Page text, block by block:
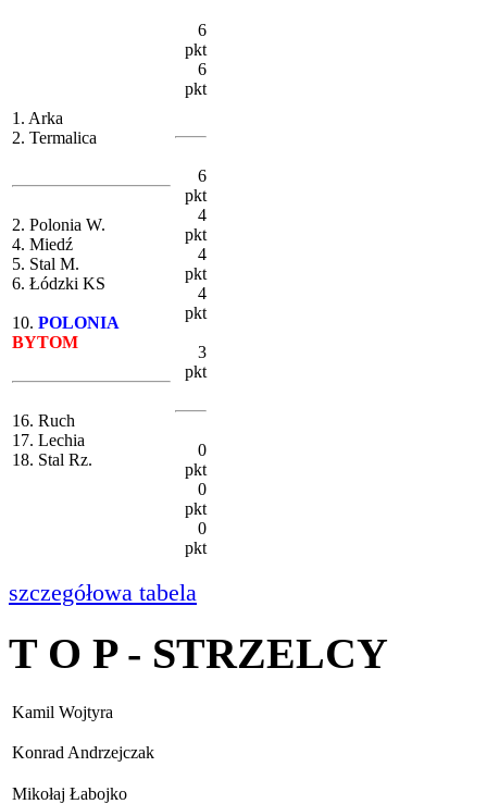
1. Arka
2. Termalica
2. Polonia W.
4. Miedź
5. Stal M.
6. Łódzki KS
10. POLONIA
BYTOM
16. Ruch
17. Lechia
18. Stal Rz.
6
pkt
6
pkt
6
pkt
4
pkt
4
pkt
4
pkt
3
pkt
0
pkt
0
pkt
0
pkt
szczegółowa tabela
T O P - STRZELCY
Kamil Wojtyra
Konrad Andrzejczak
Mikołaj Łabojko